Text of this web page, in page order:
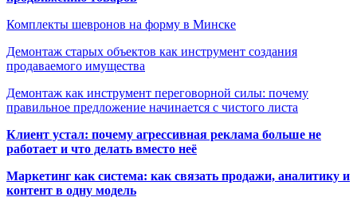
Комплекты шевронов на форму в Минске
Демонтаж старых объектов как инструмент создания
продаваемого имущества
Демонтаж как инструмент переговорной силы: почему
правильное предложение начинается с чистого листа
Клиент устал: почему агрессивная реклама больше не
работает и что делать вместо неё
Маркетинг как система: как связать продажи, аналитику и
контент в одну модель